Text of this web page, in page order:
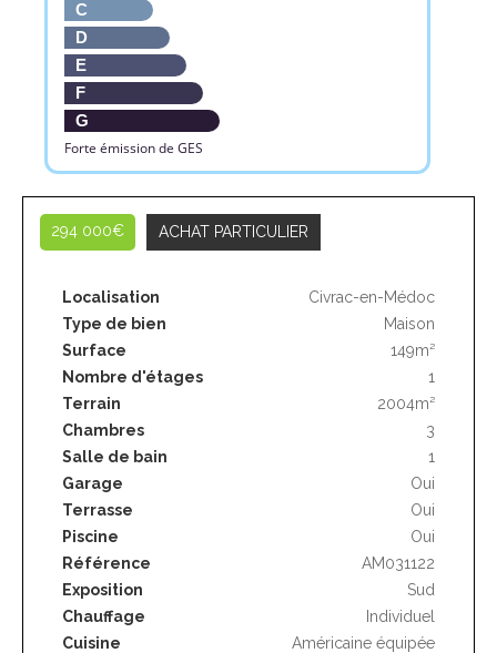
C
D
E
F
G
Forte émission de GES
294 000€ ACHAT PARTICULIER
Localisation
Civrac-en-Médoc
Type de bien
Maison
Surface
149m²
Nombre d'étages
1
Terrain
2004m²
Chambres
3
Salle de bain
1
Garage
Oui
Terrasse
Oui
Piscine
Oui
Référence
AM031122
Exposition
Sud
Chauffage
Individuel
Cuisine
Américaine équipée